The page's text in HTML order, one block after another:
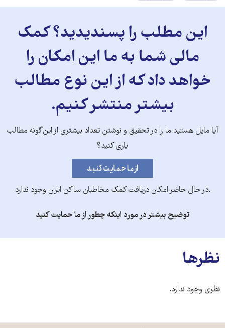
این مطلب را پسندیدید؟ کمک
مالی شما به ما این امکان را
خواهد داد که از این نوع مطالب
بیشتر منتشر کنیم.
آیا مایل هستید ما را در تحقیق و نوشتن تعداد بیشتری از این‌گونه مطالب
یاری کنید؟
.در حال حاضر امکان دریافت کمک مخاطبان ساکن ایران وجود ندارد
توضیح بیشتر در مورد اینکه چطور از ما حمایت کنید
نظرها
نظری وجود ندارد.